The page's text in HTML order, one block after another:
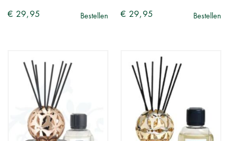
€ 29,95 Bestellen € 29,95 Bestellen